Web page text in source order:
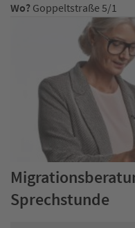
Wo? Goppeltstraße 5/1
Sprechstunde